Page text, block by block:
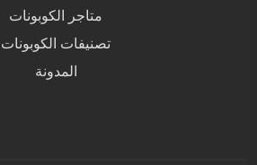
متاجر الكوبونات
تصنيفات الكوبونات
المدونة